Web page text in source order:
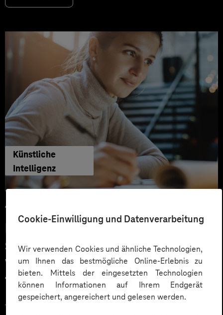
Cookie-Einwilligung und Datenverarbeitung
Wir verwenden Cookies und ähnliche Technologien,
um Ihnen das bestmögliche Online-Erlebnis zu
bieten. Mittels der eingesetzten Technologien
können Informationen auf Ihrem Endgerät
gespeichert, angereichert und gelesen werden.
Künstliche
Intelligenz
12.03.2026
KI-Wandel erfolgreich meistern –
So stärken Sie die
Veränderungskompetenz Ihrer
Teams
Technologie allein macht noch keine Transformation.